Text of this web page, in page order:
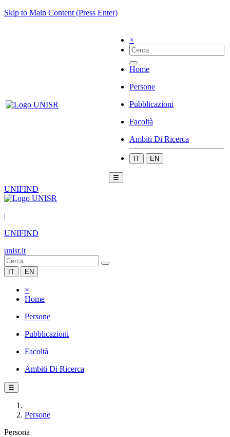
Skip to Main Content (Press Enter)
×
Home
Persone
Pubblicazioni
Facoltà
Ambiti Di Ricerca
IT EN
☰
UNIFIND
|
UNIFIND
unisr.it
IT EN
×
Home
Persone
Pubblicazioni
Facoltà
Ambiti Di Ricerca
☰
Persone
Persona